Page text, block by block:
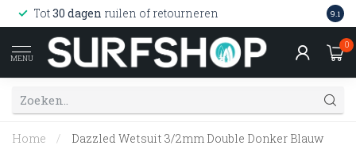
Tot30 dagen ruilen of retourneren 9.1
MENU
0
Home / Dazzled Wetsuit 3/2mm Double Donker Blauw